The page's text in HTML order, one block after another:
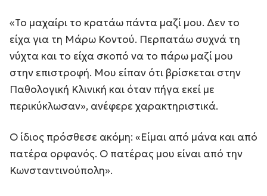
«Το μαχαίρι το κρατάω πάντα μαζί μου. Δεν το
είχα για τη Μάρω Κοντού. Περπατάω συχνά τη
νύχτα και το είχα σκοπό να το πάρω μαζί μου
στην επιστροφή. Μου είπαν ότι βρίσκεται στην
Παθολογική Κλινική και όταν πήγα εκεί με
περικύκλωσαν», ανέφερε χαρακτηριστικά.
Ο ίδιος πρόσθεσε ακόμη: «Είμαι από μάνα και από
πατέρα ορφανός. Ο πατέρας μου είναι από την
Κωνσταντινούπολη».